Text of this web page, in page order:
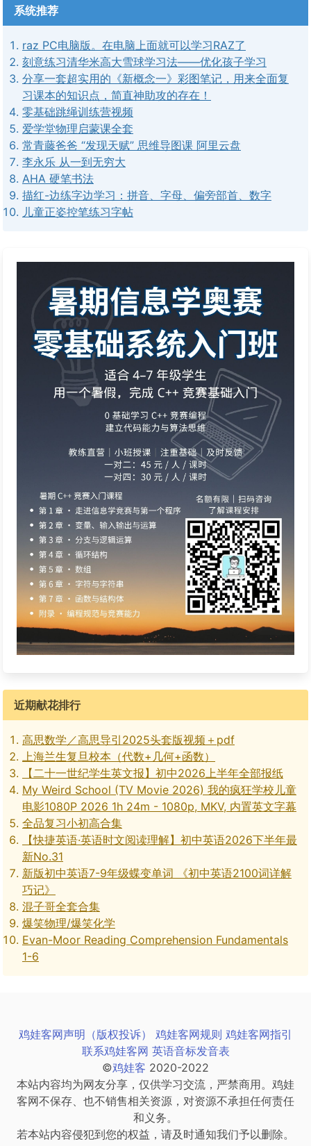
系统推荐
raz PC电脑版。在电脑上面就可以学习RAZ了
刻意练习清华米高大雪球学习法——优化孩子学习
分享一套超实用的《新概念一》彩图笔记，用来全面复
习课本的知识点，简直神助攻的存在！
零基础跳绳训练营视频
爱学堂物理启蒙课全套
常青藤爸爸 “发现天赋” 思维导图课 阿里云盘
李永乐 从一到无穷大
AHA 硬笔书法
描红-边练字边学习：拼音、字母、偏旁部首、数字
儿童正姿控笔练习字帖
近期献花排行
高思数学／高思导引2025头套版视频＋pdf
上海兰生复旦校本（代数+几何+函数）
【二十一世纪学生英文报】初中2026上半年全部报纸
My Weird School (TV Movie 2026) 我的疯狂学校儿童
电影1080P 2026 1h 24m - 1080p, MKV, 内置英文字幕
全品复习小初高合集
【快捷英语·英语时文阅读理解】初中英语2026下半年最
新No.31
新版初中英语7-9年级蝶变单词 《初中英语2100词详解
巧记》
混子哥全套合集
爆笑物理/爆笑化学
Evan-Moor Reading Comprehension Fundamentals
1-6
鸡娃客网声明（版权投诉） 鸡娃客网规则 鸡娃客网指引
联系鸡娃客网 英语音标发音表
©鸡娃客 2020-2022
本站内容均为网友分享，仅供学习交流，严禁商用。鸡娃
客网不保存、也不销售相关资源，对资源不承担任何责任
和义务。
若本站内容侵犯到您的权益，请及时通知我们予以删除。